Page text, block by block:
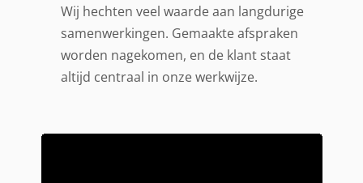
Wij hechten veel waarde aan langdurige
samenwerkingen. Gemaakte afspraken
worden nagekomen, en de klant staat
altijd centraal in onze werkwijze.